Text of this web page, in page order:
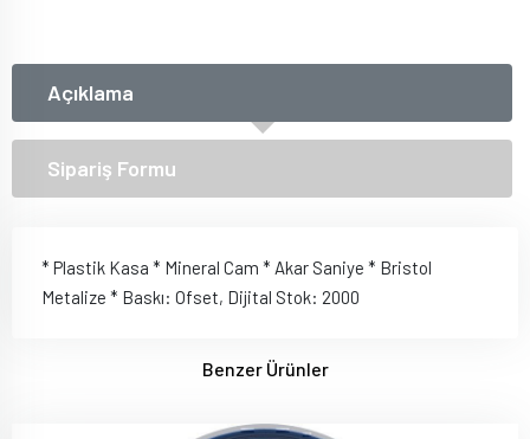
Açıklama
Sipariş Formu
* Plastik Kasa * Mineral Cam * Akar Saniye * Bristol
Metalize * Baskı: Ofset, Dijital Stok: 2000
Benzer Ürünler